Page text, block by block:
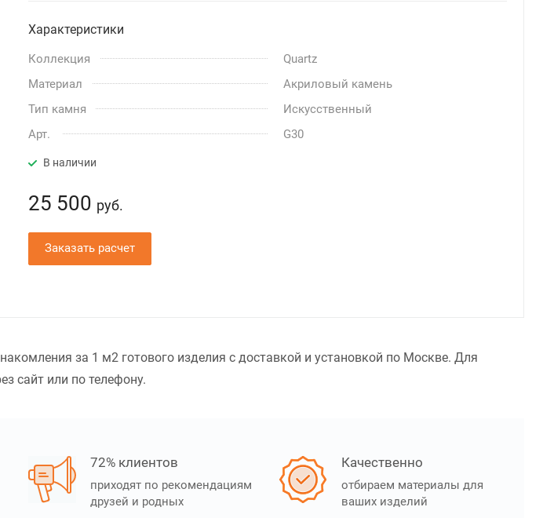
Характеристики
Коллекция
Quartz
Материал
Акриловый камень
Тип камня
Искусственный
Арт.
G30
В наличии
25 500 руб.
Заказать расчет
за 1 м2 готового изделия с доставкой и установкой по Москве. Для
сайт или по телефону.
72% клиентов
приходят по рекомендациям
друзей и родных
Качественно
отбираем материалы для
ваших изделий